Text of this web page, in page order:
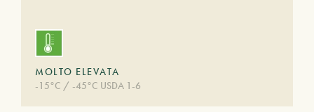
MOLTO ELEVATA
-15°C / -45°C USDA 1-6